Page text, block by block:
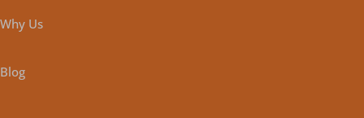
Why Us
Blog